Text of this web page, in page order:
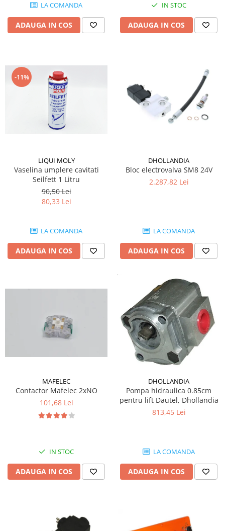
LA COMANDA
ADAUGA IN COS
IN STOC
ADAUGA IN COS
-11%
LIQUI MOLY
Vaselina umplere cavitati
Seilfett 1 Litru
90,50 Lei
80,33 Lei
LA COMANDA
ADAUGA IN COS
DHOLLANDIA
Bloc electrovalva SM8 24V
2.287,82 Lei
LA COMANDA
ADAUGA IN COS
MAFELEC
Contactor Mafelec 2xNO
101,68 Lei
IN STOC
ADAUGA IN COS
DHOLLANDIA
Pompa hidraulica 0.85cm
pentru lift Dautel, Dhollandia
813,45 Lei
LA COMANDA
ADAUGA IN COS